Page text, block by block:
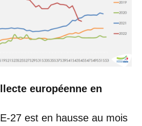
européenne en
27 est en hausse au mois